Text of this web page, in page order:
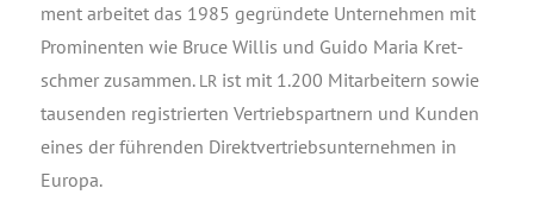
ment arbei­tet das 1985 gegrün­de­te Unter­neh­men mit
Pro­mi­nen­ten wie Bruce Wil­lis und Gui­do Maria Kret­
schmer zusam­men. LR ist mit 1.200 Mit­ar­bei­tern sowie
tau­sen­den regis­trier­ten Ver­triebs­part­nern und Kun­den
eines der füh­ren­den Direkt­ver­triebs­un­ter­neh­men in
Europa.